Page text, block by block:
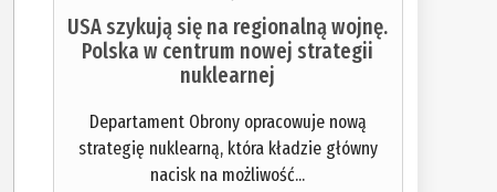
USA szykują się na regionalną wojnę.
Polska w centrum nowej strategii
nuklearnej
Departament Obrony opracowuje nową
strategię nuklearną, która kładzie główny
nacisk na możliwość...